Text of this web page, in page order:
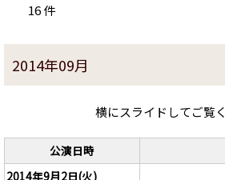
16 件
2014年09月
横にスライドしてご覧
公演日時
2014年9月2日(火)